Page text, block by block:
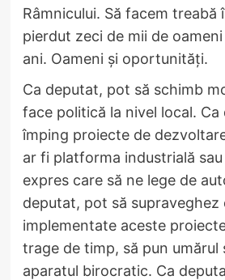
Râmnicului. Să facem treabă
pierdut zeci de mii de
ani. Oameni și oportunități.
Ca deputat, pot să schimb
face politică la nivel local.
împing proiecte de
ar fi platforma industrială
expres care să ne lege de
deputat, pot să supraveghez
implementate aceste
trage de timp, să pun umărul
aparatul birocratic. Ca